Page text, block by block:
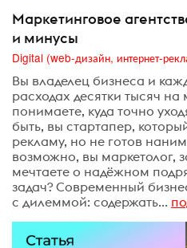
Маркетинговое
и минусы
Вы владелец бизнеса и
расходах десятки тысяч на
понимаете, куда точно
быть, вы стартапер,
рекламу, но не готов
возможно, вы маркетолог,
мечтаете о надёжном
задач? Современный
с дилеммой: содержать...